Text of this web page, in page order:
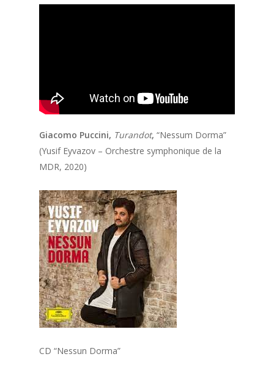
Giacomo Puccini, Turandot,“Nessum Dorma”
(Yusif Eyvazov – Orchestre symphonique de la
MDR, 2020)
CD “Nessun Dorma”